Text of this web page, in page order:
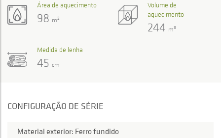
Volume de
aquecimento
244 m3
Área de aquecimento
98 m2
Medida de lenha
45 cm
CONFIGURAÇÃO DE SÉRIE
Material exterior: Ferro fundido